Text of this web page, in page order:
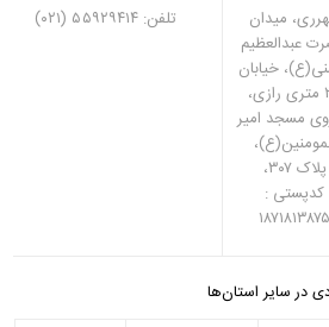
میدان
عبدالعظیم
خیابان
۲۴ متری رازی،
مسجد امیر
پلاک ۳۰۷،
کدپستی :
۱۸۷۱۸۱۳۸۷۵
تلفن: ۵۵۹۲۹۴۱۴ (۰۲۱)
در سایر استان‌ها